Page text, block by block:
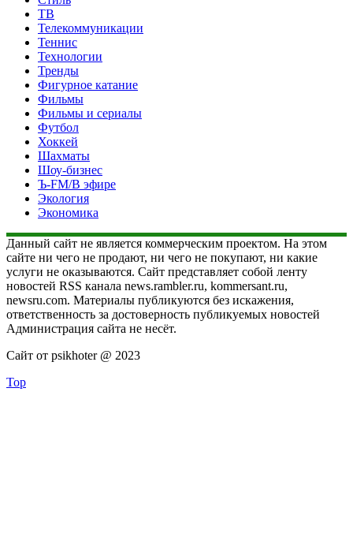
ТВ
Телекоммуникации
Теннис
Технологии
Тренды
Фигурное катание
Фильмы
Фильмы и сериалы
Футбол
Хоккей
Шахматы
Шоу-бизнес
Ъ-FM/В эфире
Экология
Экономика
Данный сайт не является коммерческим проектом. На этом
сайте ни чего не продают, ни чего не покупают, ни какие
услуги не оказываются. Сайт представляет собой ленту
новостей RSS канала news.rambler.ru, kommersant.ru,
newsru.com. Материалы публикуются без искажения,
ответственность за достоверность публикуемых новостей
Администрация сайта не несёт.
Сайт от psikhoter @ 2023
Top